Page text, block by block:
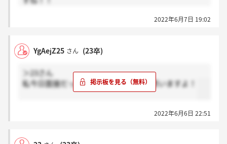
2022年6月7日 19:02
YgAejZ25 さん (23卒)
＞23さん
私今日面接だったので、まだ来ないと思いますよ！
2022年6月6日 22:51